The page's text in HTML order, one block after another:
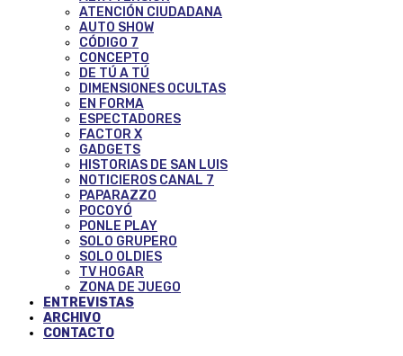
ATENCIÓN CIUDADANA
AUTO SHOW
CÓDIGO 7
CONCEPTO
DE TÚ A TÚ
DIMENSIONES OCULTAS
EN FORMA
ESPECTADORES
FACTOR X
GADGETS
HISTORIAS DE SAN LUIS
NOTICIEROS CANAL 7
PAPARAZZO
POCOYÓ
PONLE PLAY
SOLO GRUPERO
SOLO OLDIES
TV HOGAR
ZONA DE JUEGO
ENTREVISTAS
ARCHIVO
CONTACTO